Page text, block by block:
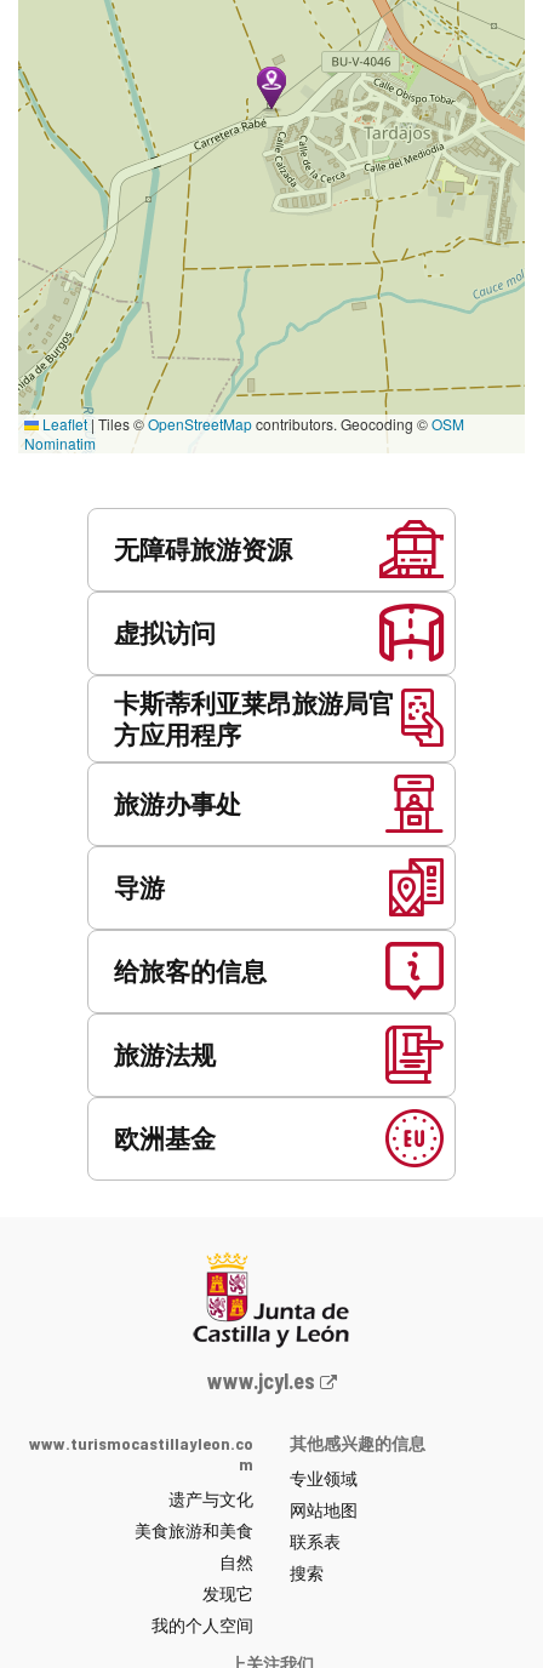
Leaflet | Tiles ©OpenStreetMapcontributors. Geocoding ©OSM
Nominatim
无障碍旅游资源
虚拟访问
卡斯蒂利亚莱昂旅游局官
方应用程序
旅游办事处
导游
给旅客的信息
旅游法规
欧洲基金
Junta
y
León
网
站
门
户
-
www.jcyl.es
www.turismocastillayleon.co
m
遗产与文化
美食旅游和美食
自然
发现它
我的个人空间
其他感兴趣的信息
专业领域
网站地图
联系表
搜索
上关注我们